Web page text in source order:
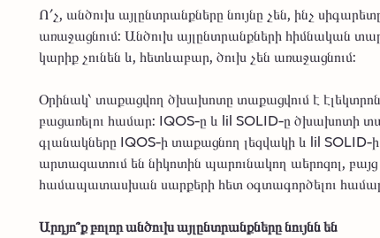
Ո՛չ, անծուխ այլընտրանքները նույնը չեն, ինչ
առաջացնում: Անծուխ այլընտրանքների հիմնական
կարիք չունեն և, հետևաբար, ծուխ չեն առաջացնում:
Օրինակ՝ տաքացվող ծխախոտը տաքացվում է
բացառելու համար: IQOS-ը և lil SOLID-ը ծխախոտի
գլանակները IQOS-ի տաքացնող լեզվակի և lil SOLID-
արտազատում են նիկոտին պարունակող աերոզոլ,
համապատասխան սարքերի հետ օգտագործելու
Արդյո՞ք բոլոր անծուխ այլընտրանքները նույնն են